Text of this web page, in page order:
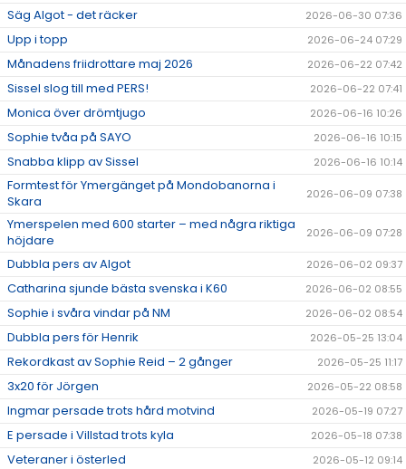
Säg Algot - det räcker 2026-06-30 07:36
Upp i topp 2026-06-24 07:29
Månadens friidrottare maj 2026 2026-06-22 07:42
Sissel slog till med PERS! 2026-06-22 07:41
Monica över drömtjugo 2026-06-16 10:26
Sophie tvåa på SAYO 2026-06-16 10:15
Snabba klipp av Sissel 2026-06-16 10:14
Formtest för Ymergänget på Mondobanorna i
Skara
2026-06-09 07:38
Ymerspelen med 600 starter – med några riktiga
höjdare
2026-06-09 07:28
Dubbla pers av Algot 2026-06-02 09:37
Catharina sjunde bästa svenska i K60 2026-06-02 08:55
Sophie i svåra vindar på NM 2026-06-02 08:54
Dubbla pers för Henrik 2026-05-25 13:04
Rekordkast av Sophie Reid – 2 gånger 2026-05-25 11:17
3x20 för Jörgen 2026-05-22 08:58
Ingmar persade trots hård motvind 2026-05-19 07:27
E persade i Villstad trots kyla 2026-05-18 07:38
Veteraner i österled 2026-05-12 09:14